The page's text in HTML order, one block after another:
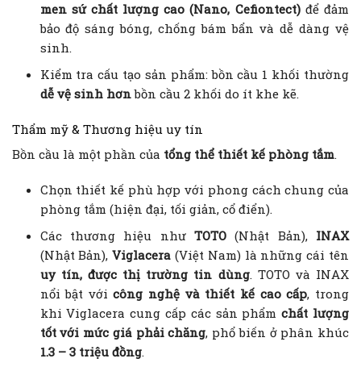
men sứ chất lượng cao (Nano, Cefiontect)để đảm
bảo độ sáng bóng, chống bám bẩn và dễ dàng vệ
sinh.
Kiểm tra cấu tạo sản phẩm: bồn cầu 1 khối thường
dễ vệ sinh hơnbồn cầu 2 khối do ít khe kẽ.
Thẩm mỹ & Thương hiệu uy tín
Bồn cầu là một phần của tổng thể thiết kế phòng tắm.
Chọn thiết kế phù hợp với phong cách chung của
phòng tắm (hiện đại, tối giản, cổ điển).
Các thương hiệu như TOTO(Nhật Bản), INAX
(Nhật Bản),Viglacera (Việt Nam) là những cái tên
uy tín, được thị trường tin dùng. TOTO và INAX
nổi bật vớicông nghệ và thiết kế cao cấp, trong
khi Viglacera cung cấp các sản phẩmchất lượng
tốt với mức giá phải chăng, phổ biến ở phân khúc
1.3 – 3 triệu đồng.